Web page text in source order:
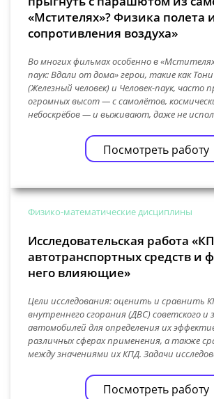
«Мстителях»? Физика полета
сопротивления воздуха»
Во многих фильмах особенно в
паук: Вдали от дома» герои, такие как
(Железный человек) и Человек-паук, часто
огромных высот — с самолётов,
небоскрёбов — и выживают, даже не
Посмотреть работу
Физико-математические дисциплины
Исследовательская работа
автотранспортных средств и
него влияющие»
Цели исследования: оценить и сравнить
внутреннего сгорания (ДВС) советского и
автомобилей для определения их
различных сферах применения, а также
между значениями их КПД. Задачи
Посмотреть работу